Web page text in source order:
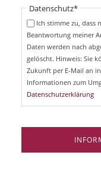
f
i
Pflichtfeld
Datenschutz*
Ich stimme zu, dass
Beantwortung meiner
Daten werden nach
gelöscht. Hinweis: Sie
Zukunft per E-Mail an
Informationen zum
Datenschutzerklärung